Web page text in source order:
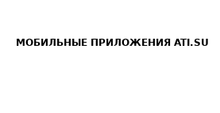
МОБИЛЬНЫЕ ПРИЛОЖЕНИЯ ATI.SU